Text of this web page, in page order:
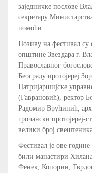
заједничке послове
секретару
помоћи.
Позиву на фестивал су
општине Звездара г.
Православног
Београду протојереј
Патријаршијске
(Гаврановић), ректор
Радомир Врућинић,
грочански
велики број
Фестивал је ове
били манастири
Фенек, Копорин,